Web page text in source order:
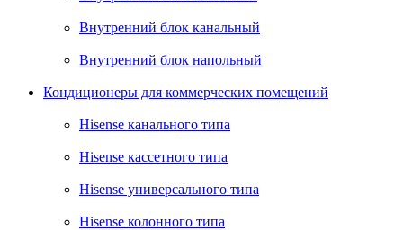
Внутренний блок канальный
Внутренний блок напольный
Кондиционеры для коммерческих помещений
Hisense канального типа
Hisense кассетного типа
Hisense универсального типа
Hisense колонного типа